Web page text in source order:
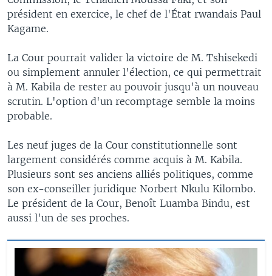
président en exercice, le chef de l'État rwandais Paul
Kagame.
La Cour pourrait valider la victoire de M. Tshisekedi
ou simplement annuler l'élection, ce qui permettrait
à M. Kabila de rester au pouvoir jusqu'à un nouveau
scrutin. L'option d'un recomptage semble la moins
probable.
Les neuf juges de la Cour constitutionnelle sont
largement considérés comme acquis à M. Kabila.
Plusieurs sont ses anciens alliés politiques, comme
son ex-conseiller juridique Norbert Nkulu Kilombo.
Le président de la Cour, Benoît Luamba Bindu, est
aussi l'un de ses proches.